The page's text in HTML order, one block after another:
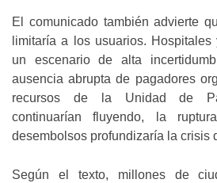
El comunicado también advierte
limitaría a los usuarios.
un escenario de alta
ausencia abrupta de pagadores
recursos de la Unidad de
continuarían fluyendo, la
desembolsos profundizaría la crisis
Según el texto, millones de